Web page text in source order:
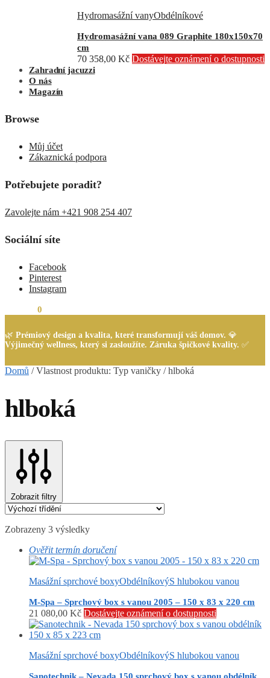
Hydromasážní vanyObdélníkové
Hydromasážní vana 089 Graphite 180x150x70
cm
70 358,00 Kč Dostávejte oznámení o dostupnosti
Zahradní jacuzzi
O nás
Magazín
Browse
Můj účet
Zákaznická podpora
Potřebujete poradit?
Zavolejte nám +421 908 254 407
Sociální síte
Facebook
Pinterest
Instagram
0
🌿 Prémiový design a kvalita, které transformují váš domov. 💎
Výjimečný wellness, který si zasloužíte. Záruka špičkové kvality. ✅
Domů /Vlastnost produktu: Typ vaničky /hlboká
hlboká
Zobrazit filtry
Zobrazeny 3 výsledky
Ověřit termín doručení
Masážní sprchové boxyObdélníkovýS hlubokou vanou
M-Spa – Sprchový box s vanou 2005 – 150 x 83 x 220 cm
21 080,00 Kč Dostávejte oznámení o dostupnosti
Masážní sprchové boxyObdélníkovýS hlubokou vanou